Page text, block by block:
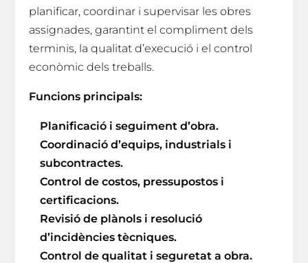
planificar, coordinar i supervisar les obres
assignades, garantint el compliment dels
terminis, la qualitat d’execució i el control
econòmic dels treballs.
Funcions principals:
Planificació i seguiment d’obra.
Coordinació d’equips, industrials i
subcontractes.
Control de costos, pressupostos i
certificacions.
Revisió de plànols i resolució
d’incidències tècniques.
Control de qualitat i seguretat a obra.